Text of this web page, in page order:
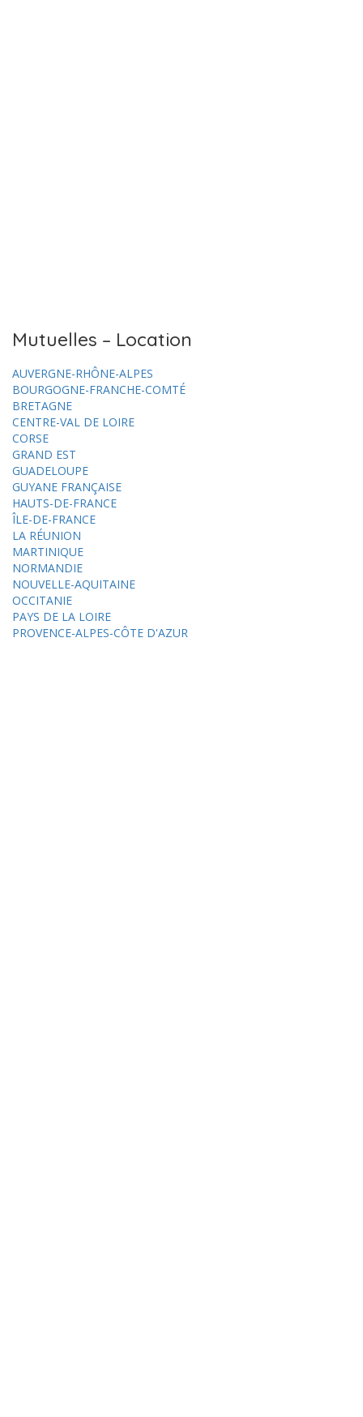
Mutuelles – Location
AUVERGNE-RHÔNE-ALPES
BOURGOGNE-FRANCHE-COMTÉ
BRETAGNE
CENTRE-VAL DE LOIRE
CORSE
GRAND EST
GUADELOUPE
GUYANE FRANÇAISE
HAUTS-DE-FRANCE
ÎLE-DE-FRANCE
LA RÉUNION
MARTINIQUE
NORMANDIE
NOUVELLE-AQUITAINE
OCCITANIE
PAYS DE LA LOIRE
PROVENCE-ALPES-CÔTE D'AZUR